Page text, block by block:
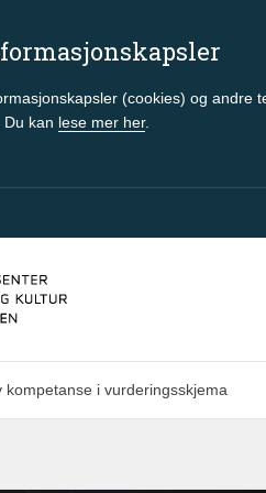
(cookies) og andre
kan lese mer her.
kompetanse i vurderingsskjema